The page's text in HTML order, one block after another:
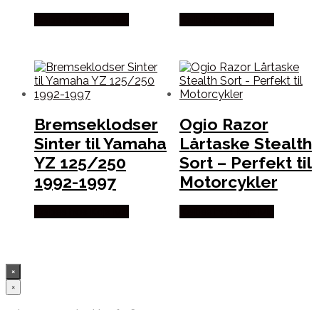
Bremseklodser
Sinter til Yamaha
YZ 125/250
1992-1997
Ogio Razor
Lårtaske Stealth
Sort – Perfekt til
Motorcykler
×
×